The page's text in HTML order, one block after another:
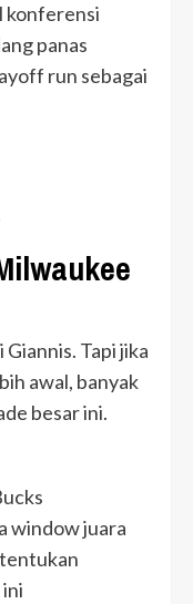
konferensi
panas
run sebagai
Tapi jika
awal, banyak
besar ini.
window juara